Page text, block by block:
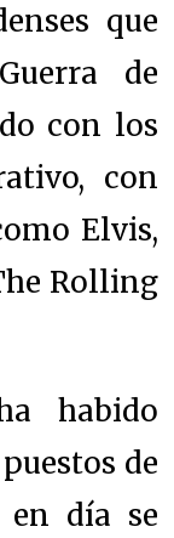
que
de
con los
con
Elvis,
Rolling
habido
de
día se